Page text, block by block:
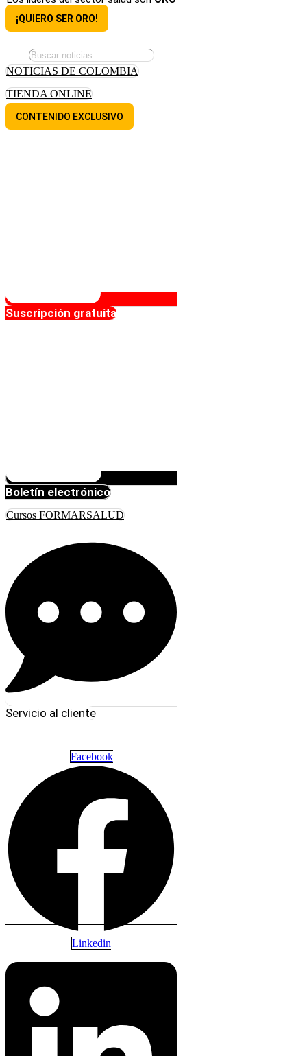
¡QUIERO SER ORO!
NOTICIAS DE COLOMBIA
TIENDA ONLINE
CONTENIDO EXCLUSIVO
Suscripción gratuita
Boletín electrónico
Cursos FORMARSALUD
Servicio al cliente
Facebook
Linkedin